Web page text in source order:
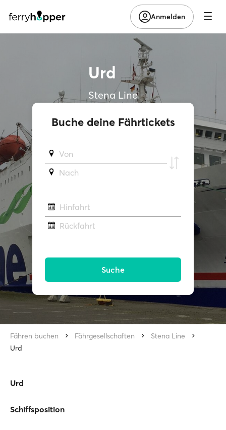
Anmelden
Urd
Stena Line
Buche deine Fährtickets
Von
Νach
Hinfahrt
Rückfahrt
Suche
Fähren buchen Fährgesellschaften
Stena Line
Urd
Urd
Schiffsposition